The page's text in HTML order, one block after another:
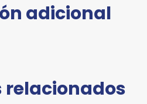
adicional
relacionados